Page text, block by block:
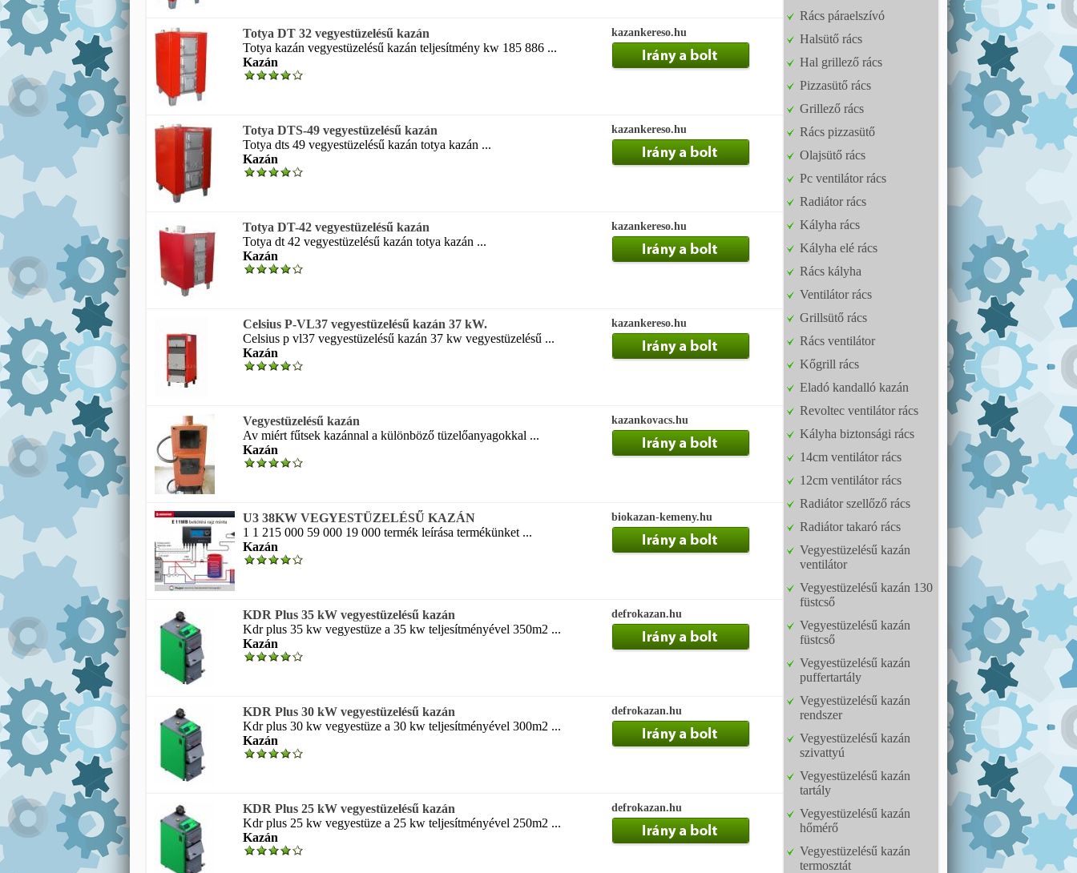
Totya DT 32 vegyestüzelésű kazán
Totya kazán vegyestüzelésű kazán teljesítmény kw 185 886 ...
Kazán
kazankereso.hu
Totya DTS-49 vegyestüzelésű kazán
Totya dts 49 vegyestüzelésű kazán totya kazán ...
Kazán
kazankereso.hu
Totya DT-42 vegyestüzelésű kazán
Totya dt 42 vegyestüzelésű kazán totya kazán ...
Kazán
kazankereso.hu
Celsius P-VL37 vegyestüzelésű kazán 37 kW.
Celsius p vl37 vegyestüzelésű kazán 37 kw vegyestüzelésű ...
Kazán
kazankereso.hu
Vegyestüzelésű kazán
Av miért fűtsek kazánnal a különböző tüzelőanyagokkal ...
Kazán
kazankovacs.hu
U3 38KW VEGYESTÜZELÉSŰ KAZÁN
1 1 215 000 59 000 19 000 termék leírása termékünket ...
Kazán
biokazan-kemeny.hu
KDR Plus 35 kW vegyestüzelésű kazán
Kdr plus 35 kw vegyestüze a 35 kw teljesítményével 350m2 ...
Kazán
defrokazan.hu
KDR Plus 30 kW vegyestüzelésű kazán
Kdr plus 30 kw vegyestüze a 30 kw teljesítményével 300m2 ...
Kazán
defrokazan.hu
KDR Plus 25 kW vegyestüzelésű kazán
Kdr plus 25 kw vegyestüze a 25 kw teljesítményével 250m2 ...
Kazán
defrokazan.hu
Rács páraelszívó
Halsütő rács
Hal grillező rács
Pizzasütő rács
Grillező rács
Rács pizzasütő
Olajsütő rács
Pc ventilátor rács
Radiátor rács
Kályha rács
Kályha elé rács
Rács kályha
Ventilátor rács
Grillsütő rács
Rács ventilátor
Kőgrill rács
Eladó kandalló kazán
Revoltec ventilátor rács
Kályha biztonsági rács
14cm ventilátor rács
12cm ventilátor rács
Radiátor szellőző rács
Radiátor takaró rács
Vegyestüzelésű kazán
ventilátor
Vegyestüzelésű kazán 130
füstcső
Vegyestüzelésű kazán
füstcső
Vegyestüzelésű kazán
puffertartály
Vegyestüzelésű kazán
rendszer
Vegyestüzelésű kazán
szivattyú
Vegyestüzelésű kazán
tartály
Vegyestüzelésű kazán
hőmérő
Vegyestüzelésű kazán
termosztát